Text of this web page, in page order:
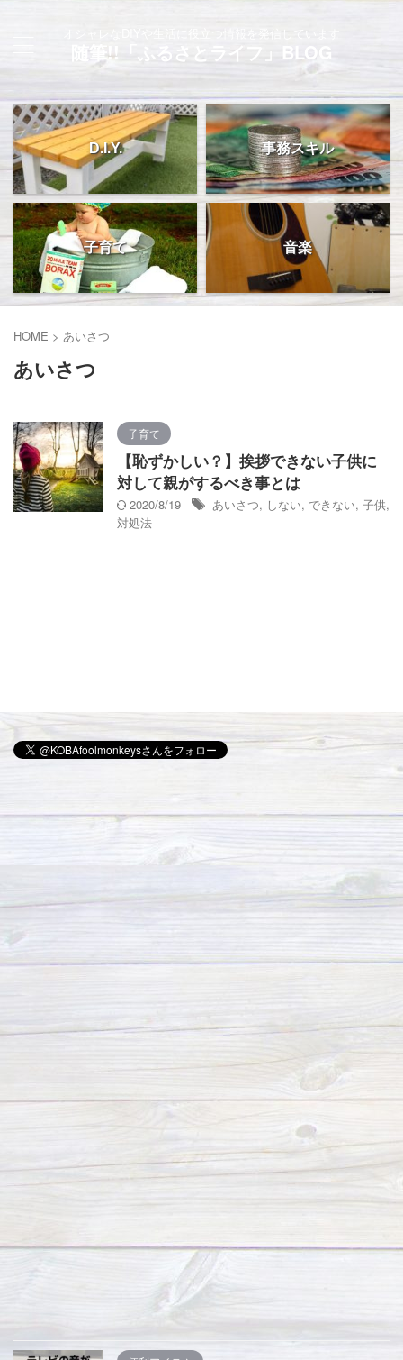
随筆!!「ふるさとライフ」BLOG
D.I.Y. 事務スキル
子育て 音楽
HOME > あいさつ
あいさつ
子育て
【恥ずかしい？】挨拶できない子供に
対して親がするべき事とは
2020/8/19 あいさつ, しない, できない, 子供,
対処法